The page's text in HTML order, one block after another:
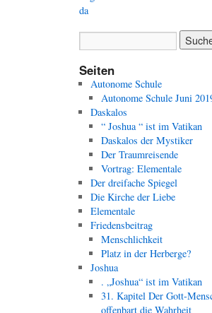
da
Seiten
Autonome Schule
Autonome Schule Juni
Daskalos
“ Joshua “ ist im Vatikan
Daskalos der Mystiker
Der Traumreisende
Vortrag: Elementale
Der dreifache Spiegel
Die Kirche der Liebe
Elementale
Friedensbeitrag
Menschlichkeit
Platz in der Herberge?
Joshua
. „Joshua“ ist im Vatikan
31. Kapitel Der Gott-
offenbart die Wahrheit